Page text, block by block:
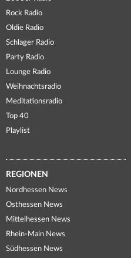
Rock Radio
Oldie Radio
Schlager Radio
Party Radio
Lounge Radio
Weihnachtsradio
Meditationsradio
Top 40
Playlist
REGIONEN
Nordhessen News
Osthessen News
Mittelhessen News
Rhein-Main News
Südhessen News